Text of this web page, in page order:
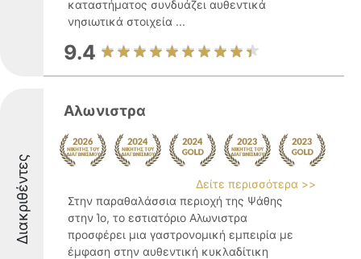
καταστήματος συνδυάζει αυθεντικά
νησιωτικά στοιχεία ...
9.4
Διακριθέντες
Αλωνιστρα
Δείτε περισσότερα >>
Στην παραθαλάσσια περιοχή της Ψάθης
στην Ίο, το εστιατόριο Αλωνιστρα
προσφέρει μια γαστρονομική εμπειρία με
έμφαση στην αυθεντική κυκλαδίτικη